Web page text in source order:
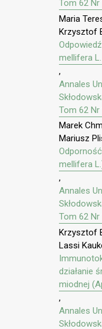
Tom 62
Maria
Krzysztof
mellifera L.
,
Annales
Tom 62 Nr
Marek
Mariusz
mellifera
,
Annales
Tom 62 Nr
Krzysztof
Lassi
działanie
miodnej
,
Annales